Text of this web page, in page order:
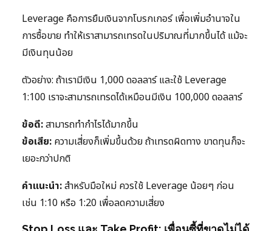
Leverage คือการยืมเงินจากโบรกเกอร์ เพื่อเพิ่มอำนาจใน
การซื้อขาย ทำให้เราสามารถเทรดในปริมาณที่มากขึ้นได้ แม้จะ
มีเงินทุนน้อย
ตัวอย่าง: ถ้าเรามีเงิน 1,000 ดอลลาร์ และใช้ Leverage
1:100 เราจะสามารถเทรดได้เหมือนมีเงิน 100,000 ดอลลาร์
ข้อดี:สามารถทำกำไรได้มากขึ้น
ข้อเสีย: ความเสี่ยงก็เพิ่มขึ้นด้วย ถ้าเทรดผิดทาง ขาดทุนก็จะ
เยอะกว่าปกติ
คำแนะนำ:สำหรับมือใหม่ ควรใช้ Leverage น้อยๆ ก่อน
เช่น 1:10 หรือ 1:20 เพื่อลดความเสี่ยง